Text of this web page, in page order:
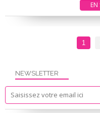
EN
1
NEWSLETTER